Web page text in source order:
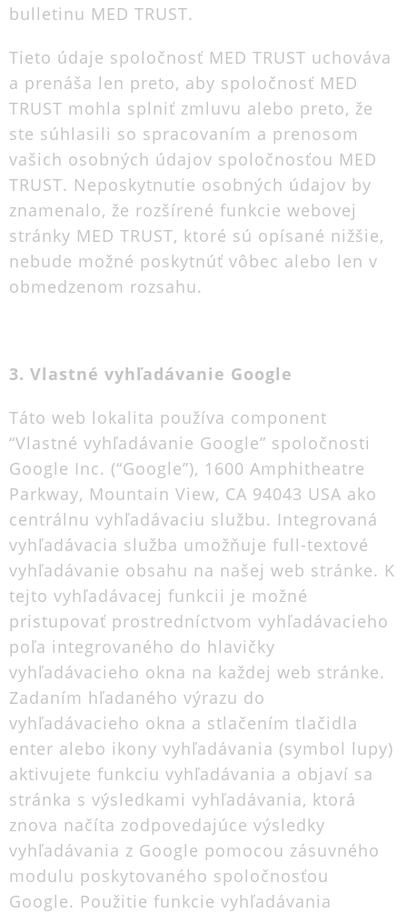
bulletinu MED TRUST.
Tieto údaje spoločnosť MED TRUST uchováva
a prenáša len preto, aby spoločnosť MED
TRUST mohla splniť zmluvu alebo preto, že
ste súhlasili so spracovaním a prenosom
vašich osobných údajov spoločnosťou MED
TRUST. Neposkytnutie osobných údajov by
znamenalo, že rozšírené funkcie webovej
stránky MED TRUST, ktoré sú opísané nižšie,
nebude možné poskytnúť vôbec alebo len v
obmedzenom rozsahu.
3. Vlastné vyhľadávanie Google
Táto web lokalita používa component
“Vlastné vyhľadávanie Google” spoločnosti
Google Inc. (“Google”), 1600 Amphitheatre
Parkway, Mountain View, CA 94043 USA ako
centrálnu vyhľadávaciu službu. Integrovaná
vyhľadávacia služba umožňuje full-textové
vyhľadávanie obsahu na našej web stránke. K
tejto vyhľadávacej funkcii je možné
pristupovať prostredníctvom vyhľadávacieho
poľa integrovaného do hlavičky
vyhľadávacieho okna na každej web stránke.
Zadaním hľadaného výrazu do
vyhľadávacieho okna a stlačením tlačidla
enter alebo ikony vyhľadávania (symbol lupy)
aktivujete funkciu vyhľadávania a objaví sa
stránka s výsledkami vyhľadávania, ktorá
znova načíta zodpovedajúce výsledky
vyhľadávania z Google pomocou zásuvného
modulu poskytovaného spoločnosťou
Google. Použitie funkcie vyhľadávania